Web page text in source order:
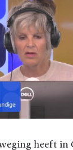
heeft in